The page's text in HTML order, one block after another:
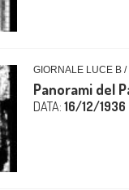
GIORNALE LUCE B
Panorami del
DATA: 16/12/1936